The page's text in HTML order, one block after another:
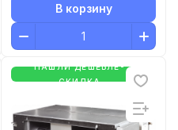
В корзину
НАШЛИ ДЕШЕВЛЕ-
СКИДКА